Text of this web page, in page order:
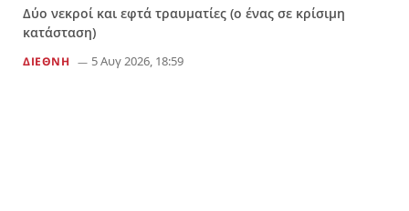
Δύο νεκροί και εφτά τραυματίες (ο ένας σε κρίσιμη
κατάσταση)
ΔΙΕΘΝΗ 5 Αυγ 2026, 18:59